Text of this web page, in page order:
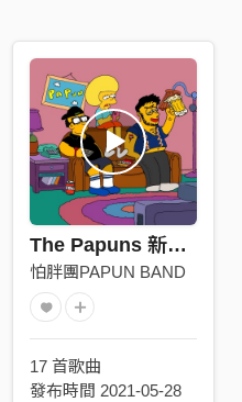
The Papuns 新防疫家庭歌單
怕胖團PAPUN BAND
17 首歌曲
發布時間 2021-05-28